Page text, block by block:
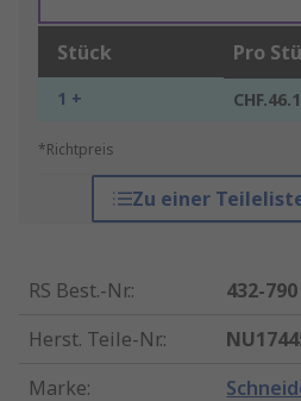
Stück Pro
1 +
*Richtpreis
Zu einer
RS Best.-Nr.:
432-790
Herst. Teile-Nr.:
Marke: